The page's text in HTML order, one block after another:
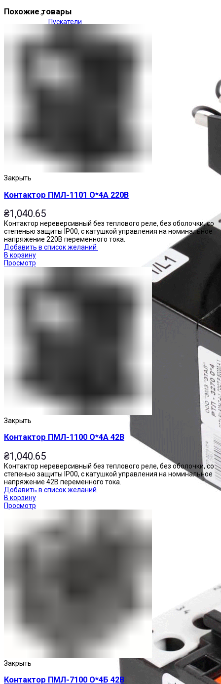
Пускатели
Похожие товары
Закрыть
Контактор ПМЛ-1101 О*4А 220В
₴1,040.65
Контактор нереверсивный без теплового реле, без оболочки, со
степенью защиты IP00, с катушкой управления на номинальное
напряжение 220В переменного тока.
Добавить в список желаний
В корзину
Просмотр
Закрыть
Контактор ПМЛ-1100 О*4А 42В
₴1,040.65
Контактор нереверсивный без теплового реле, без оболочки, со
степенью защиты IP00, с катушкой управления на номинальное
напряжение 42В переменного тока.
Добавить в список желаний
В корзину
Просмотр
Закрыть
Контактор ПМЛ-7100 О*4Б 42В